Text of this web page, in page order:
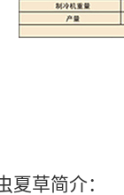
夏草简介：